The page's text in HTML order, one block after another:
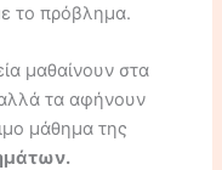
το πρόβλημα.
μαθαίνουν στα
αλλά τα αφήνουν
μάθημα της